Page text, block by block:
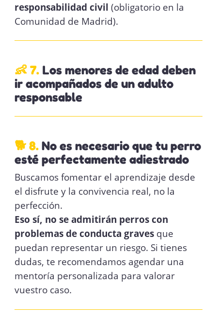
responsabilidad civil (obligatorio en la
Comunidad de Madrid).
👶 7. Los menores de edad deben
ir acompañados de un adulto
responsable
🐕 8.No es necesario que tu perro
esté perfectamente adiestrado
Buscamos fomentar el aprendizaje desde
el disfrute y la convivencia real, no la
perfección.
Eso sí, no se admitirán perros con
problemas de conducta graves que
puedan representar un riesgo. Si tienes
dudas, te recomendamos agendar una
mentoría personalizada para valorar
vuestro caso.